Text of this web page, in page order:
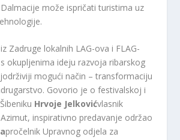
može ispričati turistima uz
iz Zadruge lokalnih LAG-ova i FLAG-
okupljenima ideju razvoja ribarskog
mogući način – transformaciju
Govorio je o festivalskoj i
Hrvoje Jelkovićvlasnik
inspirativno predavanje održao
pročelnik Upravnog odjela za